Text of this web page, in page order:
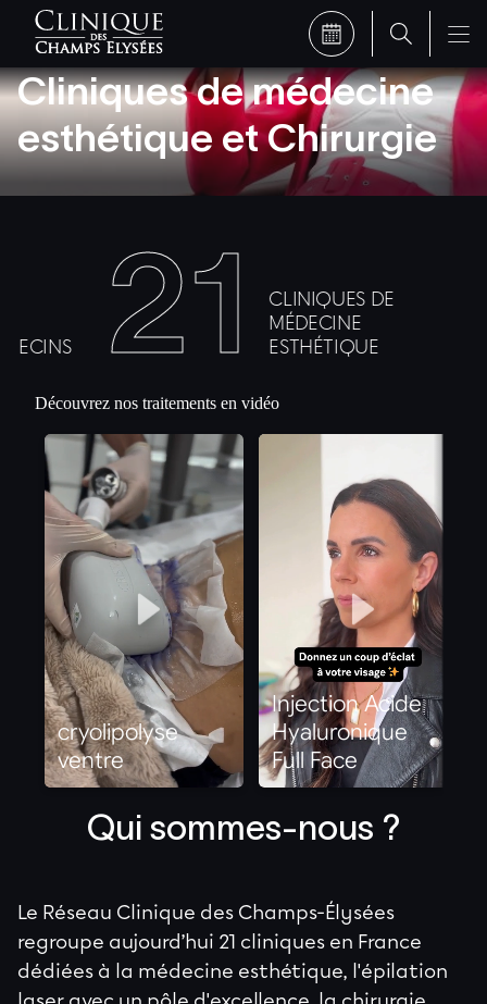
Cliniques de médecine
esthétique et Chirurgie
1
CLINIQUE DE
CHIRURGIE
ESTHÉTIQUE
Découvrez nos traitements en vidéo
Qui sommes-nous ?
Le Réseau Clinique des Champs-Élysées
regroupe aujourd’hui 21 cliniques en France
dédiées à la médecine esthétique, l'épilation